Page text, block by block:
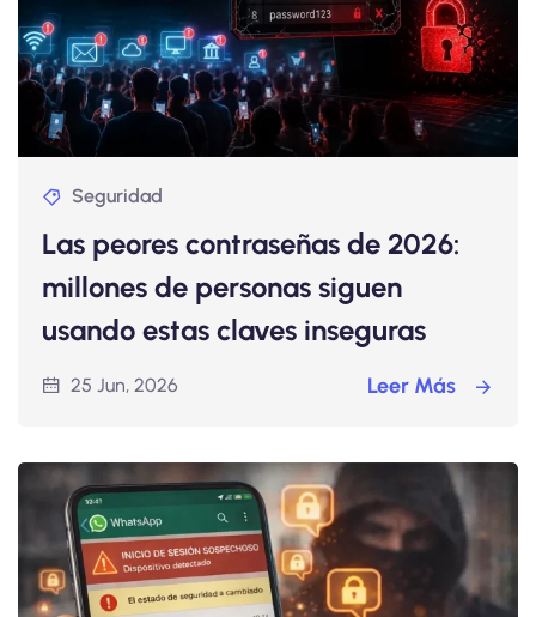
el trabajo
computacionales
Photoshop
Cero
de proyecto final
Seguridad
Las peores contraseñas de 2026:
millones de personas siguen
usando estas claves inseguras
25 Jun, 2026 Leer Más